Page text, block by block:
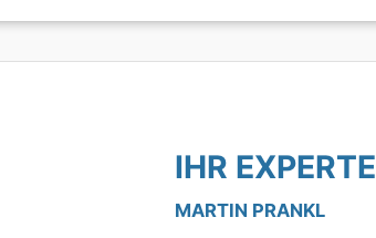
IHR EXPERTE
MARTIN PRANKL